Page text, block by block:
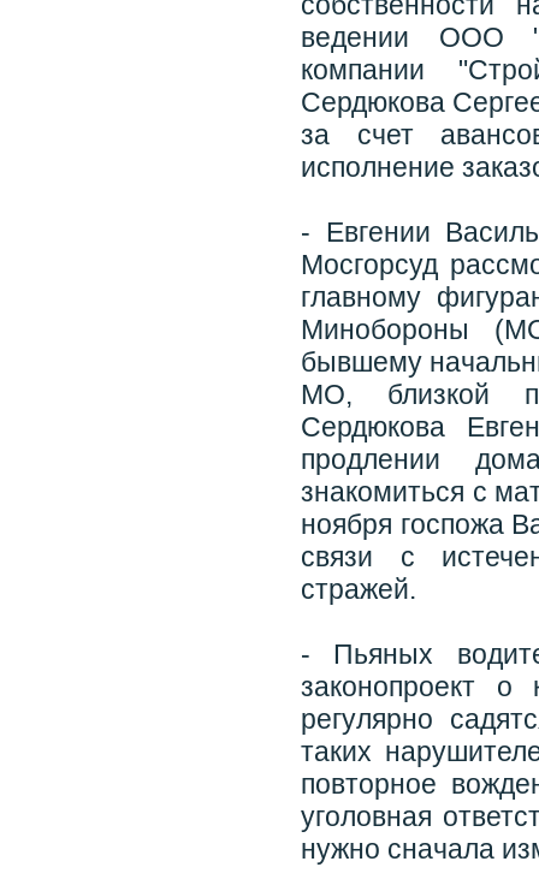
ведении ООО
компании
Сердюкова
за счет
исполнение
- Евгении
Мосгорсуд
главному
Минобороны
бывшему
МО, близкой
Сердюкова
продлении
знакомиться с
ноября госпожа
связи с
стражей.
- Пьяных
законопроект
регулярно
таких
повторное
уголовная
нужно сначала